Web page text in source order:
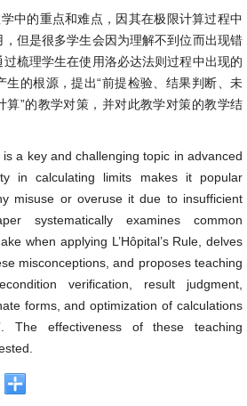
中的重点和难点，因其在极限计算过程中
但是很多学生会因为理解不到位而出现错
梳理学生在使用洛必达法则过程中出现的
生的根源，提出“前提检验、结果判断、未
算”的教学对策，并对此教学对策的教学结
is a key and challenging topic in advanced
in calculating limits makes it popular
misuse or overuse it due to insufficient
systematically examines common
when applying L’Hôpital’s Rule, delves
misconceptions, and proposes teaching
verification, result judgment,
forms, and optimization of calculations
The effectiveness of these teaching